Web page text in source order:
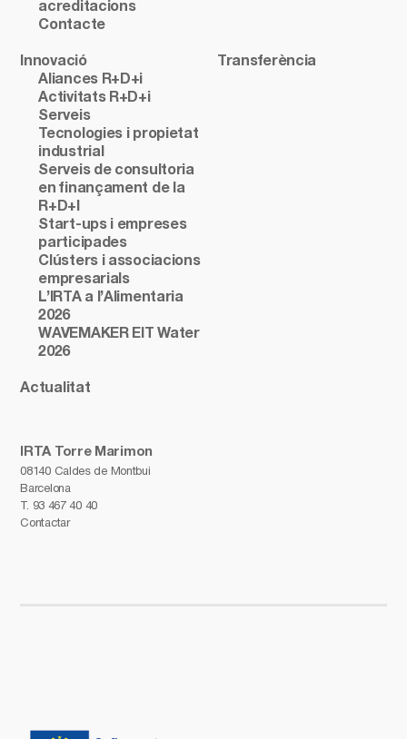
IRTA Torre Marimon
08140 Caldes de Montbui
Barcelona
T. 93 467 40 40
Contactar
acreditacions
Contacte
Innovació
Aliances R+D+i
Activitats R+D+i
Serveis
Tecnologies i propietat
industrial
Serveis de consultoria
en finançament de la
R+D+I
Start-ups i empreses
participades
Clústers i associacions
empresarials
L’IRTA a l’Alimentaria
2026
WAVEMAKER EIT Water
2026
Transferència
Actualitat